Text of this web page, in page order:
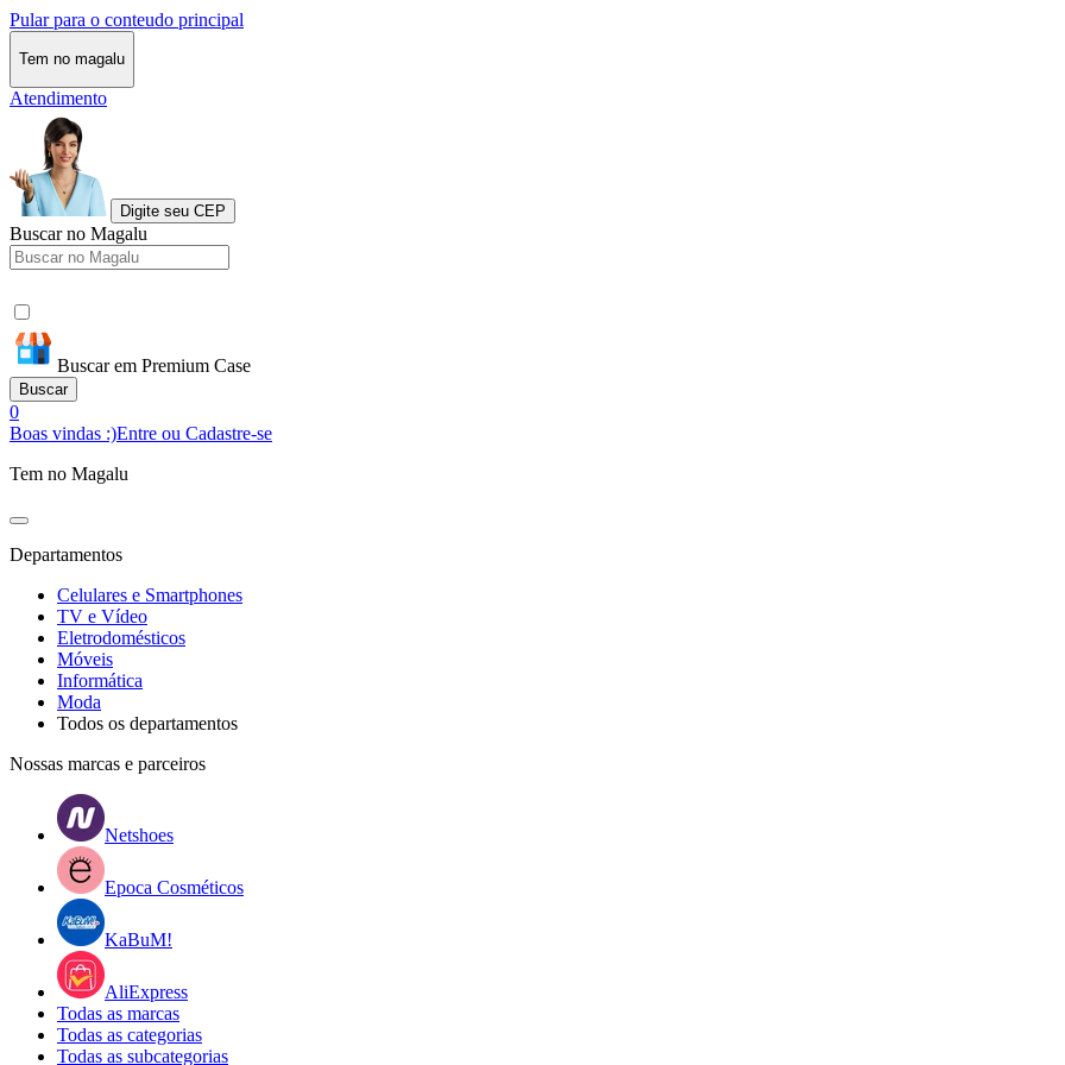
Pular para o conteudo principal
Tem no magalu
Atendimento
Digite seu CEP
Buscar no Magalu
Buscar em Premium Case
Buscar
0
Boas vindas :)Entre ou Cadastre-se
Tem no Magalu
Departamentos
Celulares e Smartphones
TV e Vídeo
Eletrodomésticos
Móveis
Informática
Moda
Todos os departamentos
Nossas marcas e parceiros
Netshoes
Epoca Cosméticos
KaBuM!
AliExpress
Todas as marcas
Todas as categorias
Todas as subcategorias